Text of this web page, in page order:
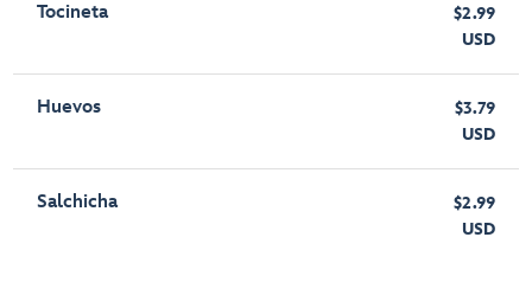
Tocineta
$2.99
USD
Huevos
$3.79
USD
Salchicha
$2.99
USD